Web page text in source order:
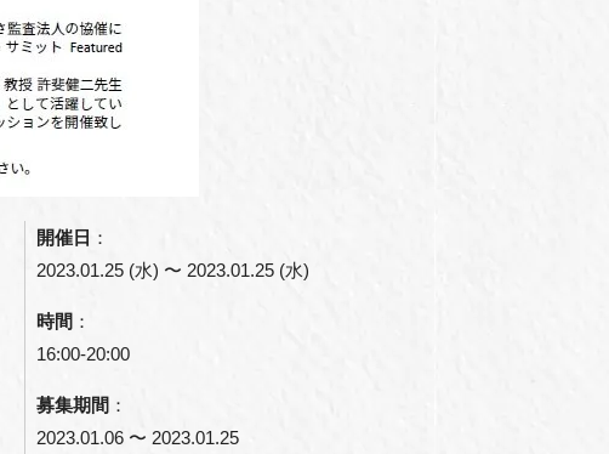
開催日 ：
2023.01.25 (水) 〜 2023.01.25 (水)
時間 ：
16:00-20:00
募集期間 ：
2023.01.06 〜 2023.01.25